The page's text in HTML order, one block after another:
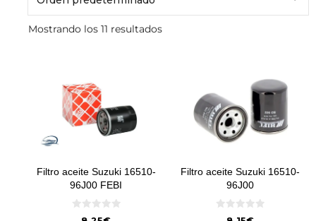
Mostrando los 11 resultados
Filtro aceite Suzuki 16510-
96J00 FEBI
Filtro aceite Suzuki 16510-
96J00